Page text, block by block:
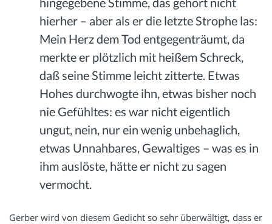
hierher – aber als er die letzte Strophe las:
Mein Herz dem Tod entgegenträumt, da
merkte er plötzlich mit heißem Schreck,
daß seine Stimme leicht zitterte. Etwas
Hohes durchwogte ihn, etwas bisher noch
nie Gefühltes: es war nicht eigentlich
ungut, nein, nur ein wenig unbehaglich,
etwas Unnahbares, Gewaltiges – was es in
ihm auslöste, hätte er nicht zu sagen
vermocht.
Gerber wird von diesem Gedicht so sehr überwältigt, dass er